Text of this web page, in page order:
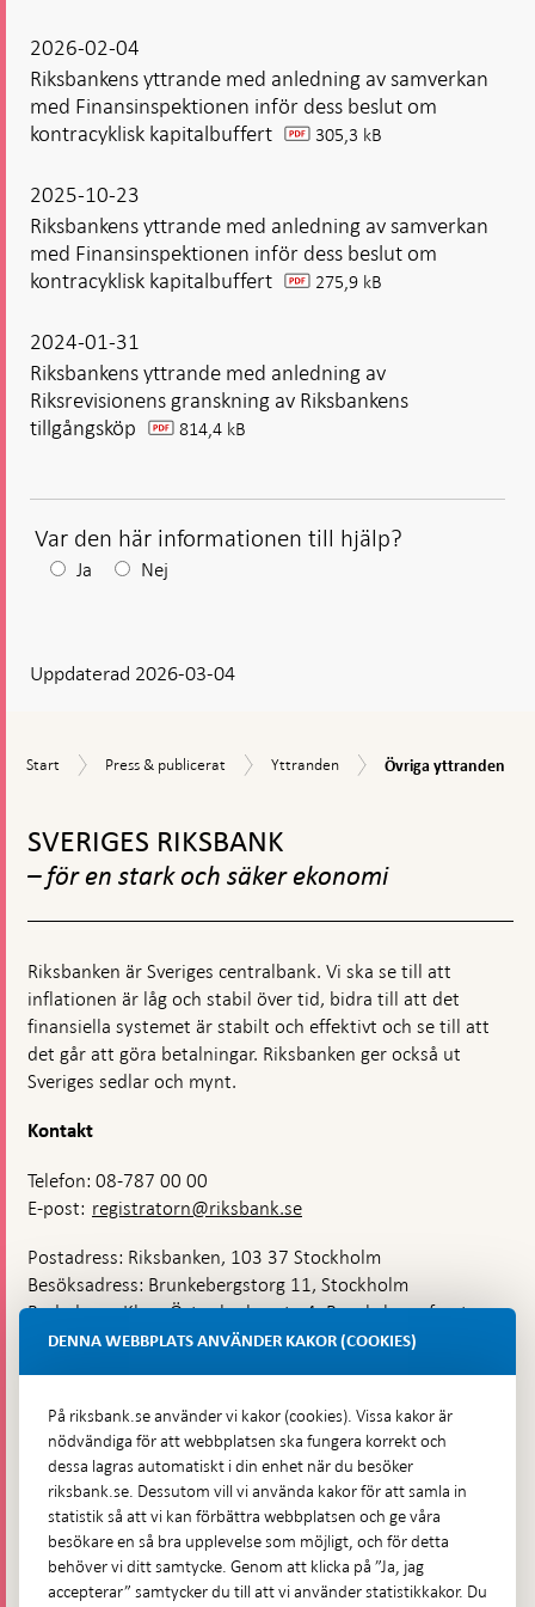
2026-02-04
Riksbankens yttrande med anledning av samverkan
med Finansinspektionen inför dess beslut om
kontracyklisk kapitalbuffert pdf 305,3 kB
2025-10-23
Riksbankens yttrande med anledning av samverkan
med Finansinspektionen inför dess beslut om
kontracyklisk kapitalbuffert pdf 275,9 kB
2024-01-31
Riksbankens yttrande med anledning av
Riksrevisionens granskning av Riksbankens
tillgångsköp pdf 814,4 kB
Var den här informationen till hjälp?
Efter
visas
Ja Nej
Uppdaterad 2026-03-04
Start
Start
Press
Press & publicerat Yttranden
Yttranden
Övriga
yttranden
Övriga yttranden
toppnavigation
SVERIGES RIKSBANK
– för en stark och säker ekonomi
Riksbanken är Sveriges centralbank. Vi ska se till att
inflationen är låg och stabil över tid, bidra till att det
finansiella systemet är stabilt och effektivt och se till att
det går att göra betalningar. Riksbanken ger också ut
Sveriges sedlar och mynt.
Kontakt
Telefon: 08-787 00 00
E-post: registratorn@riksbank.se
Postadress: Riksbanken, 103 37 Stockholm
Besöksadress: Brunkebergstorg 11, Stockholm
Budadress: Klara Östra kyrkogata 4, Brunkebergsfaret,
Lastplats 6
Hitta direkt
Frågor och svar-
Öppnas
i
ny
Till Riksbankens webbarkiv-
Öppnas
i
Presskontakt
DENNA WEBBPLATS ANVÄNDER KAKOR (COOKIES)
På riksbank.se använder vi kakor (cookies). Vissa kakor är
nödvändiga för att webbplatsen ska fungera korrekt och
dessa lagras automatiskt i din enhet när du besöker
riksbank.se. Dessutom vill vi använda kakor för att samla in
statistik så att vi kan förbättra webbplatsen och ge våra
besökare en så bra upplevelse som möjligt, och för detta
behöver vi ditt samtycke. Genom att klicka på ”Ja, jag
accepterar” samtycker du till att vi använder statistikkakor. Du